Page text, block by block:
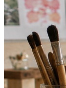
Grêmio